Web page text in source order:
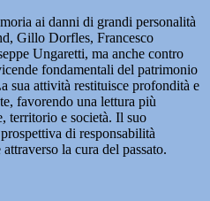
ai danni di grandi personalità
Gillo Dorfles, Francesco
Ungaretti, ma anche contro
fondamentali del patrimonio
sua attività restituisce profondità e
favorendo una lettura più
territorio e società. Il suo
di responsabilità
la cura del passato.